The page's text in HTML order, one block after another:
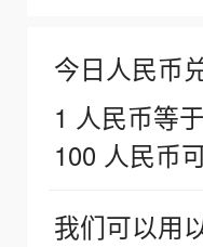
今日人民币
1 人民币等
100 人民币
我们可以用